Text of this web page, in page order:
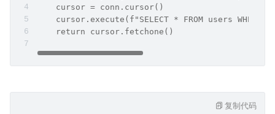
    cursor = conn.cursor()
cursor.execute(f"SELECT * FROM users WHERE
    return cursor.fetchone()
复制代码